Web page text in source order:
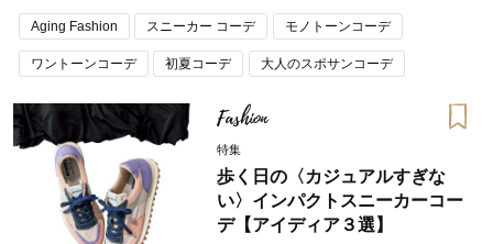
Aging Fashion スニーカー コーデ モノトーンコーデ
ワントーンコーデ 初夏コーデ 大人のスポサンコーデ
黒コーデ
Fashion
特集
歩く日の〈カジュアルすぎな
い〉インパクトスニーカーコー
デ【アイディア３選】